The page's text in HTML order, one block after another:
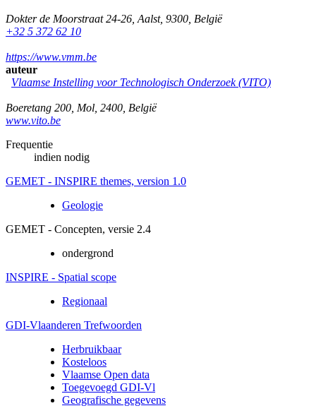
Dokter de Moorstraat 24-26 Aalst, 9300 België
+32 5 372 62 10
https://www.vmm.be
auteur
Vlaamse Instelling voor Technologisch Onderzoek (VITO)
Boeretang 200 Mol 2400 België
www.vito.be
Frequentie
indien nodig
GEMET - INSPIRE themes, version 1.0
Geologie
GEMET - Concepten, versie 2.4
ondergrond
INSPIRE - Spatial scope
Regionaal
GDI-Vlaanderen Trefwoorden
Herbruikbaar
Kosteloos
Vlaamse Open data
Toegevoegd GDI-Vl
Geografische gegevens